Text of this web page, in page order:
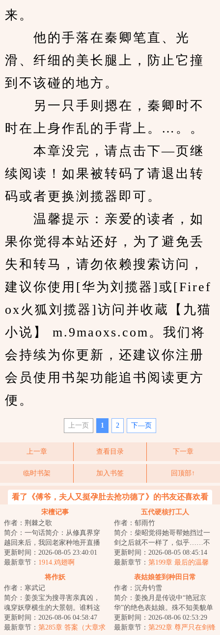
来。
他的手落在秦卿笔直、光
滑、纤细的美长腿上，防止它撞
到不该碰的地方。
另一只手则摁在，秦卿时不
时在上身作乱的手背上。…。。
本章没完，请点击下—页继
续阅读！如果被转码了请退出转
码或者更换浏揽器即可。
温馨提示：亲爱的读者，如
果你觉得本站还好，为了避免丢
失和转马，请勿依赖搜索访问，
建议你使用[华为刘揽器]或[Firef
ox火狐刘揽器]访问并收蔵【九猫
小说】 m.9maoxs.com。我们将
会持续为你更新，还建议你注册
会员使用书架功能追书阅读更方
便。
上一页 1 2 下—页
上一章 查看目录 下一章
临时书架 加入书签 回顶部↑
看了《傅爷，夫人又挺孕肚去抢功德了》的书友还喜欢看
宋檀记事
作者：荆棘之歌
简介：一句话简介：从修真界穿
越回来后，我回老家种地开直播
卖菜了！修成金丹渡劫失败的宋
檀回到现代，发...
更新时间：2026-08-05 23:40:01
最新章节： 1914.鸡翅啊
五代硬核打工人
作者：郁雨竹
简介：柴昭觉得她哥帮她挡过一
剑之后就不一样了，似乎……不
是他了。他总会说些郑先生都没
听过的，她听起...
更新时间：2026-08-05 08:45:14
最新章节： 第199章 最后的温馨
将作妖
作者：寒武记
简介：姜羡宝为搜寻害亲真凶，
魂穿妖孽横生的大景朝。谁料这
里破案，不看证据，只靠卦师！
这不巧了嘛？！...
更新时间：2026-08-06 04:58:47
最新章节： 第285章 答案（大章求
表姑娘签到种田日常
作者：沉舟钓雪
简介：姜挽月是传说中“艳冠京
华”的绝色表姑娘。殊不知美貌单
出从来都是死局。想打破死局，
要么有挂，要...
更新时间：2026-08-06 02:53:29
最新章节： 第292章 尊严只在剑锋